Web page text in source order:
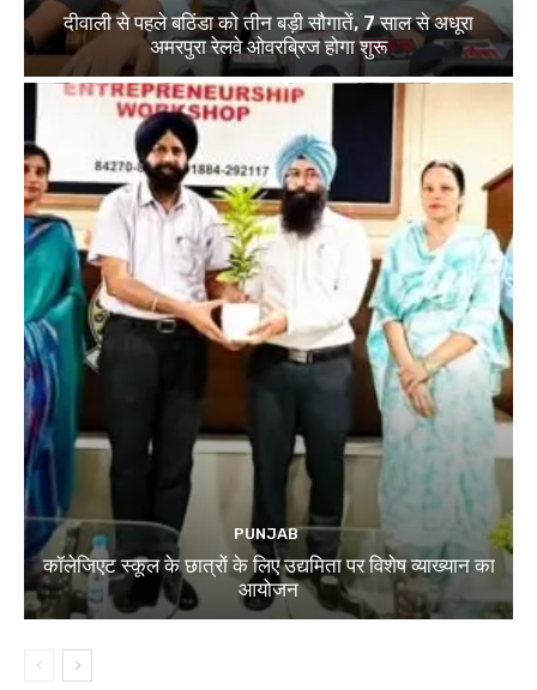
दीवाली से पहले बठिंडा को तीन बड़ी सौगातें, 7 साल से अधूरा
अमरपुरा रेलवे ओवरब्रिज होगा शुरू
PUNJAB
कॉलेजिएट स्कूल के छात्रों के लिए उद्यमिता पर विशेष व्याख्यान का
आयोजन